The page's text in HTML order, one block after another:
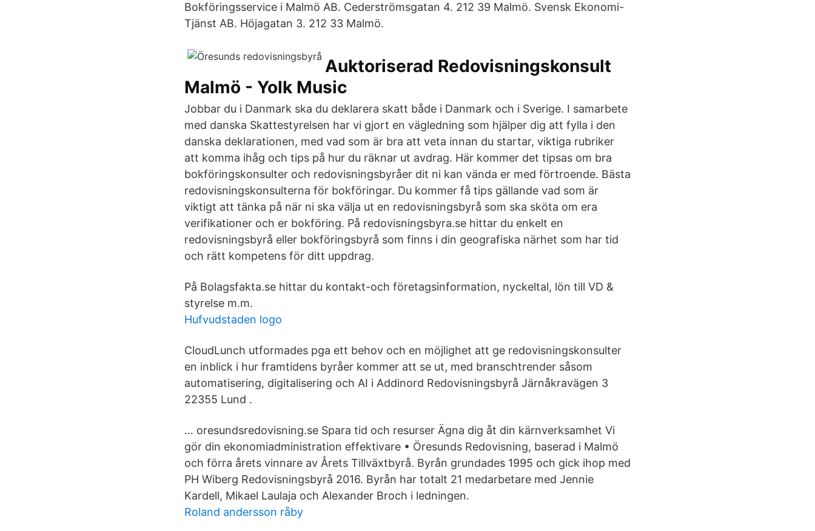
Bokföringsservice i Malmö AB. Cederströmsgatan 4. 212 39 Malmö. Svensk Ekonomi-
Tjänst AB. Höjagatan 3. 212 33 Malmö.
Auktoriserad Redovisningskonsult
Malmö - Yolk Music
Jobbar du i Danmark ska du deklarera skatt både i Danmark och i Sverige. I samarbete
med danska Skattestyrelsen har vi gjort en vägledning som hjälper dig att fylla i den
danska deklarationen, med vad som är bra att veta innan du startar, viktiga rubriker
att komma ihåg och tips på hur du räknar ut avdrag. Här kommer det tipsas om bra
bokföringskonsulter och redovisningsbyråer dit ni kan vända er med förtroende. Bästa
redovisningskonsulterna för bokföringar. Du kommer få tips gällande vad som är
viktigt att tänka på när ni ska välja ut en redovisningsbyrå som ska sköta om era
verifikationer och er bokföring. På redovisningsbyra.se hittar du enkelt en
redovisningsbyrå eller bokföringsbyrå som finns i din geografiska närhet som har tid
och rätt kompetens för ditt uppdrag.
På Bolagsfakta.se hittar du kontakt-och företagsinformation, nyckeltal, lön till VD &
styrelse m.m.
Hufvudstaden logo
CloudLunch utformades pga ett behov och en möjlighet att ge redovisningskonsulter
en inblick i hur framtidens byråer kommer att se ut, med branschtrender såsom
automatisering, digitalisering och AI i Addinord Redovisningsbyrå Järnåkravägen 3
22355 Lund .
… oresundsredovisning.se Spara tid och resurser Ägna dig åt din kärnverksamhet Vi
gör din ekonomiadministration effektivare • Öresunds Redovisning, baserad i Malmö
och förra årets vinnare av Årets Tillväxtbyrå. Byrån grundades 1995 och gick ihop med
PH Wiberg Redovisningsbyrå 2016. Byrån har totalt 21 medarbetare med Jennie
Kardell, Mikael Laulaja och Alexander Broch i ledningen.
Roland andersson råby